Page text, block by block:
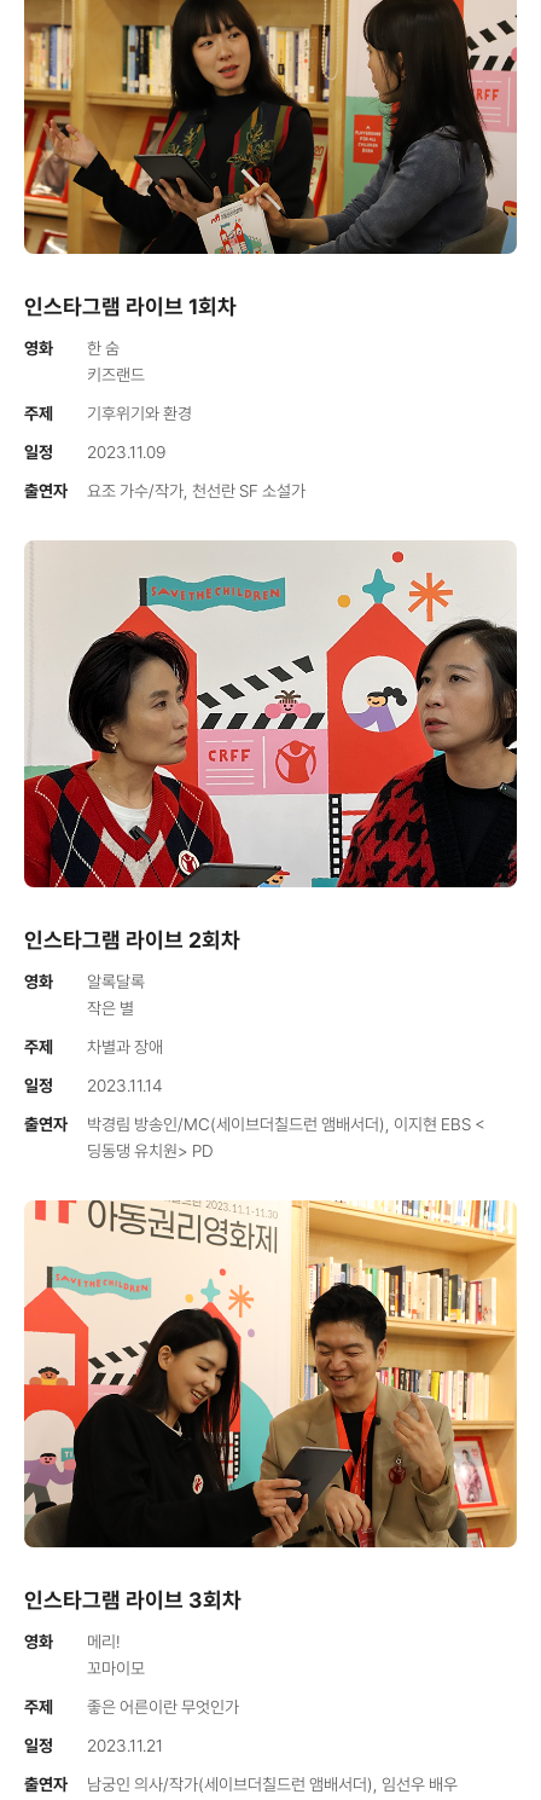
인스타그램 라이브 1회차
영화
한 숨
키즈랜드
주제
기후위기와 환경
일정
2023.11.09
출연자
요조 가수/작가, 천선란 SF 소설가
인스타그램 라이브 2회차
영화
알록달록
작은 별
주제
차별과 장애
일정
2023.11.14
출연자
박경림 방송인/MC(세이브더칠드런 앰배서더), 이지현 EBS <
딩동댕 유치원> PD
인스타그램 라이브 3회차
영화
메리!
꼬마이모
주제
좋은 어른이란 무엇인가
일정
2023.11.21
출연자
남궁인 의사/작가(세이브더칠드런 앰배서더), 임선우 배우